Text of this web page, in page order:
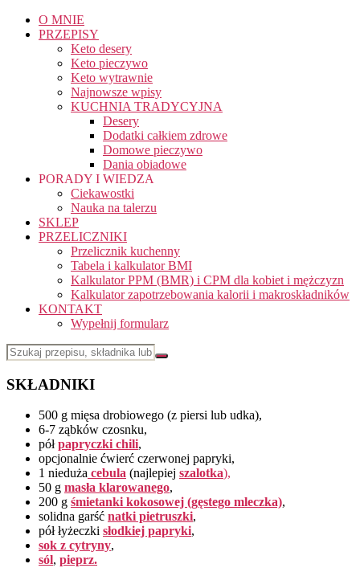
O MNIE
PRZEPISY
Keto desery
Keto pieczywo
Keto wytrawnie
Najnowsze wpisy
KUCHNIA TRADYCYJNA
Desery
Dodatki całkiem zdrowe
Domowe pieczywo
Dania obiadowe
PORADY I WIEDZA
Ciekawostki
Nauka na talerzu
SKLEP
PRZELICZNIKI
Przelicznik kuchenny
Tabela i kalkulator BMI
Kalkulator PPM (BMR) i CPM dla kobiet i mężczyzn
Kalkulator zapotrzebowania kalorii i makroskładników
KONTAKT
Wypełnij formularz
SKŁADNIKI
500 g mięsa drobiowego (z piersi lub udka),
6-7 ząbków czosnku,
półpapryczki chili,
opcjonalnie ćwierć czerwonej papryki,
1 nieduża cebula (najlepiej szalotka),
50 g masła klarowanego,
200 g śmietanki kokosowej (gęstego mleczka),
solidna garść natki pietruszki,
pół łyżeczki słodkiej papryki,
sok z cytryny,
sól, pieprz.